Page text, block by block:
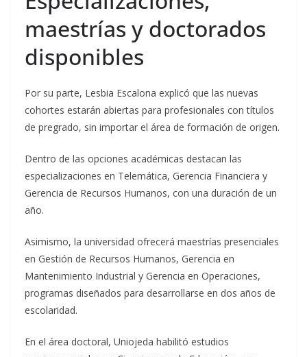
maestrías y doctorados
disponibles
Por su parte, Lesbia Escalona explicó que las nuevas
cohortes estarán abiertas para profesionales con títulos
de pregrado, sin importar el área de formación de origen.
Dentro de las opciones académicas destacan las
especializaciones en Telemática, Gerencia Financiera y
Gerencia de Recursos Humanos, con una duración de un
año.
Asimismo, la universidad ofrecerá maestrías presenciales
en Gestión de Recursos Humanos, Gerencia en
Mantenimiento Industrial y Gerencia en Operaciones,
programas diseñados para desarrollarse en dos años de
escolaridad.
En el área doctoral, Uniojeda habilitó estudios